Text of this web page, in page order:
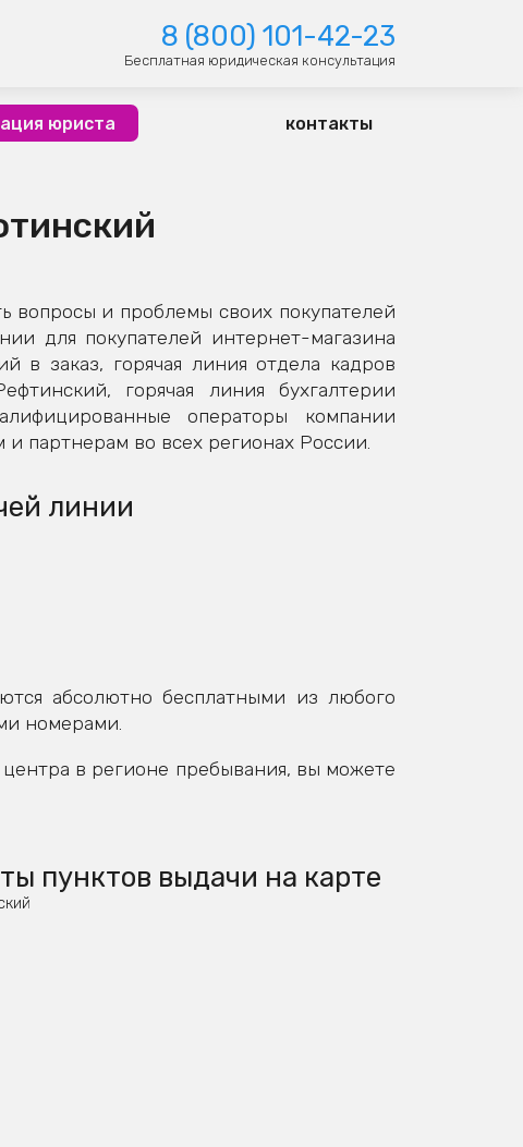
8 (800) 101-42-23
Бесплатная юридическая консультация
юриста контакты
вопросы и проблемы своих покупателей
для покупателей интернет-магазина
в заказ, горячая линия отдела кадров
горячая линия бухгалтерии
операторы компании
партнерам во всех регионах России.
линии
абсолютно бесплатными из любого
номерами.
центра в регионе пребывания, вы можете
пунктов выдачи на карте